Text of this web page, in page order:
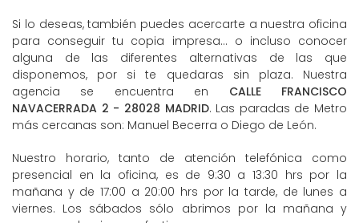
Si lo deseas, también puedes acercarte a nuestra oficina
para conseguir tu copia impresa... o incluso conocer
alguna de las diferentes alternativas de las que
disponemos, por si te quedaras sin plaza. Nuestra
agencia se encuentra en CALLE FRANCISCO
NAVACERRADA 2 - 28028 MADRID. Las paradas de Metro
más cercanas son: Manuel Becerra o Diego de León.
Nuestro horario, tanto de atención telefónica como
presencial en la oficina, es de 9:30 a 13:30 hrs por la
mañana y de 17:00 a 20:00 hrs por la tarde, de lunes a
viernes. Los sábados sólo abrimos por la mañana y